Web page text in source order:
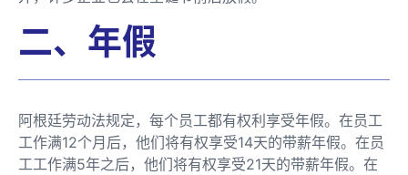
二、年假
阿根廷劳动法规定，每个员工都有权利享受年假。在员工
工作满12个月后，他们将有权享受14天的带薪年假。在员
工工作满5年之后，他们将有权享受21天的带薪年假。在